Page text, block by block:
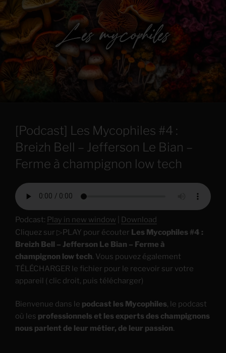
[Podcast] Les Mycophiles #4 :
Breizh Bell – Jefferson Le Bian –
Ferme à champignon low tech
Podcast: Play in new window
Download
Cliquez sur ▷PLAY pour écouter Les Mycophiles #4 :
Breizh Bell – Jefferson Le Bian – Ferme à
champignon low tech. Vous pouvez également
TÉLÉCHARGER le fichier pour le recevoir sur votre
appareil ( clic droit, puis télécharger)
Bienvenue dans le podcast les Mycophiles, le podcast
où les professionnels et les experts des champignons
nous parlent de leur métier, de leur passion.